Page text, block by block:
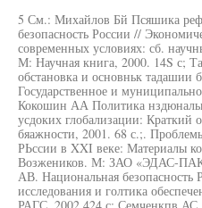
5 См.: Михайлов Бй Псяшика
безопасность России //
современных условиях: сб.
М: Научная книга, 2000. 14S с;
обстановка и основньк тадашии
Государственное и
Кокошин АА Политика
усдоких глобализации:
бяажности, 2001. 68 с.;.
РЬссии в XXI веке: Материалы
Возжеников. М: ЗАО «ЭДАС-
АВ. Национальная безопасность
исследования и голтика